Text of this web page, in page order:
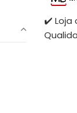
✔️ Loja